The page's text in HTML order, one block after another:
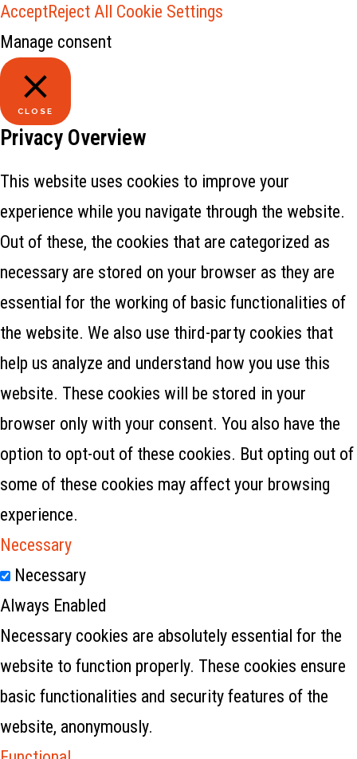
AcceptReject All Cookie Settings
Manage consent
CLOSE
Privacy Overview
This website uses cookies to improve your
experience while you navigate through the website.
Out of these, the cookies that are categorized as
necessary are stored on your browser as they are
essential for the working of basic functionalities of
the website. We also use third-party cookies that
help us analyze and understand how you use this
website. These cookies will be stored in your
browser only with your consent. You also have the
option to opt-out of these cookies. But opting out of
some of these cookies may affect your browsing
experience.
Necessary
Necessary
Always Enabled
Necessary cookies are absolutely essential for the
website to function properly. These cookies ensure
basic functionalities and security features of the
website, anonymously.